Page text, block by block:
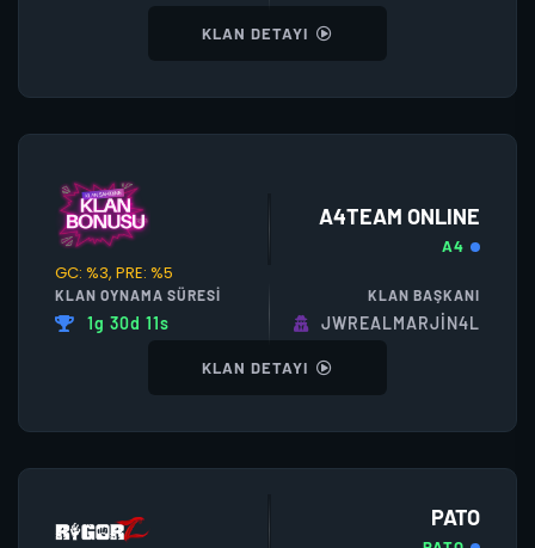
KLAN DETAYI
GC: %3, PRE: %5
A4TEAM ONLINE
A4
KLAN OYNAMA SÜRESI
1g 30d 11s
KLAN BAŞKANI
JWREALMARJİN4L
KLAN DETAYI
PATO